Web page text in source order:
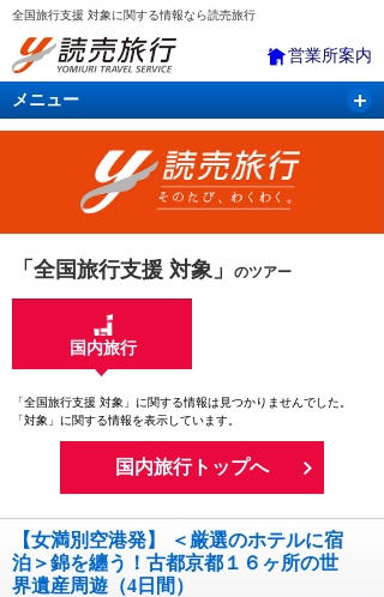
全国旅行支援 対象に関する情報なら読売旅行
営業所案内
メニュー
国内旅行 バスツアー 海外旅行
「全国旅行支援 対象」 のツアー
国内旅行
「全国旅行支援 対象」に関する情報は見つかりませんでした。
「対象」に関する情報を表示しています。
国内旅行トップへ
【女満別空港発】 ＜厳選のホテルに宿
泊＞錦を纏う！古都京都１６ヶ所の世
界遺産周遊（4日間）